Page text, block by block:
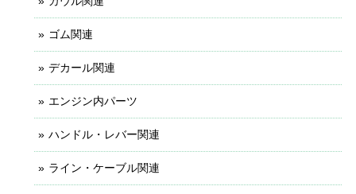
ゴム関連
デカール関連
エンジン内パーツ
ハンドル・レバー関連
ライン・ケーブル関連